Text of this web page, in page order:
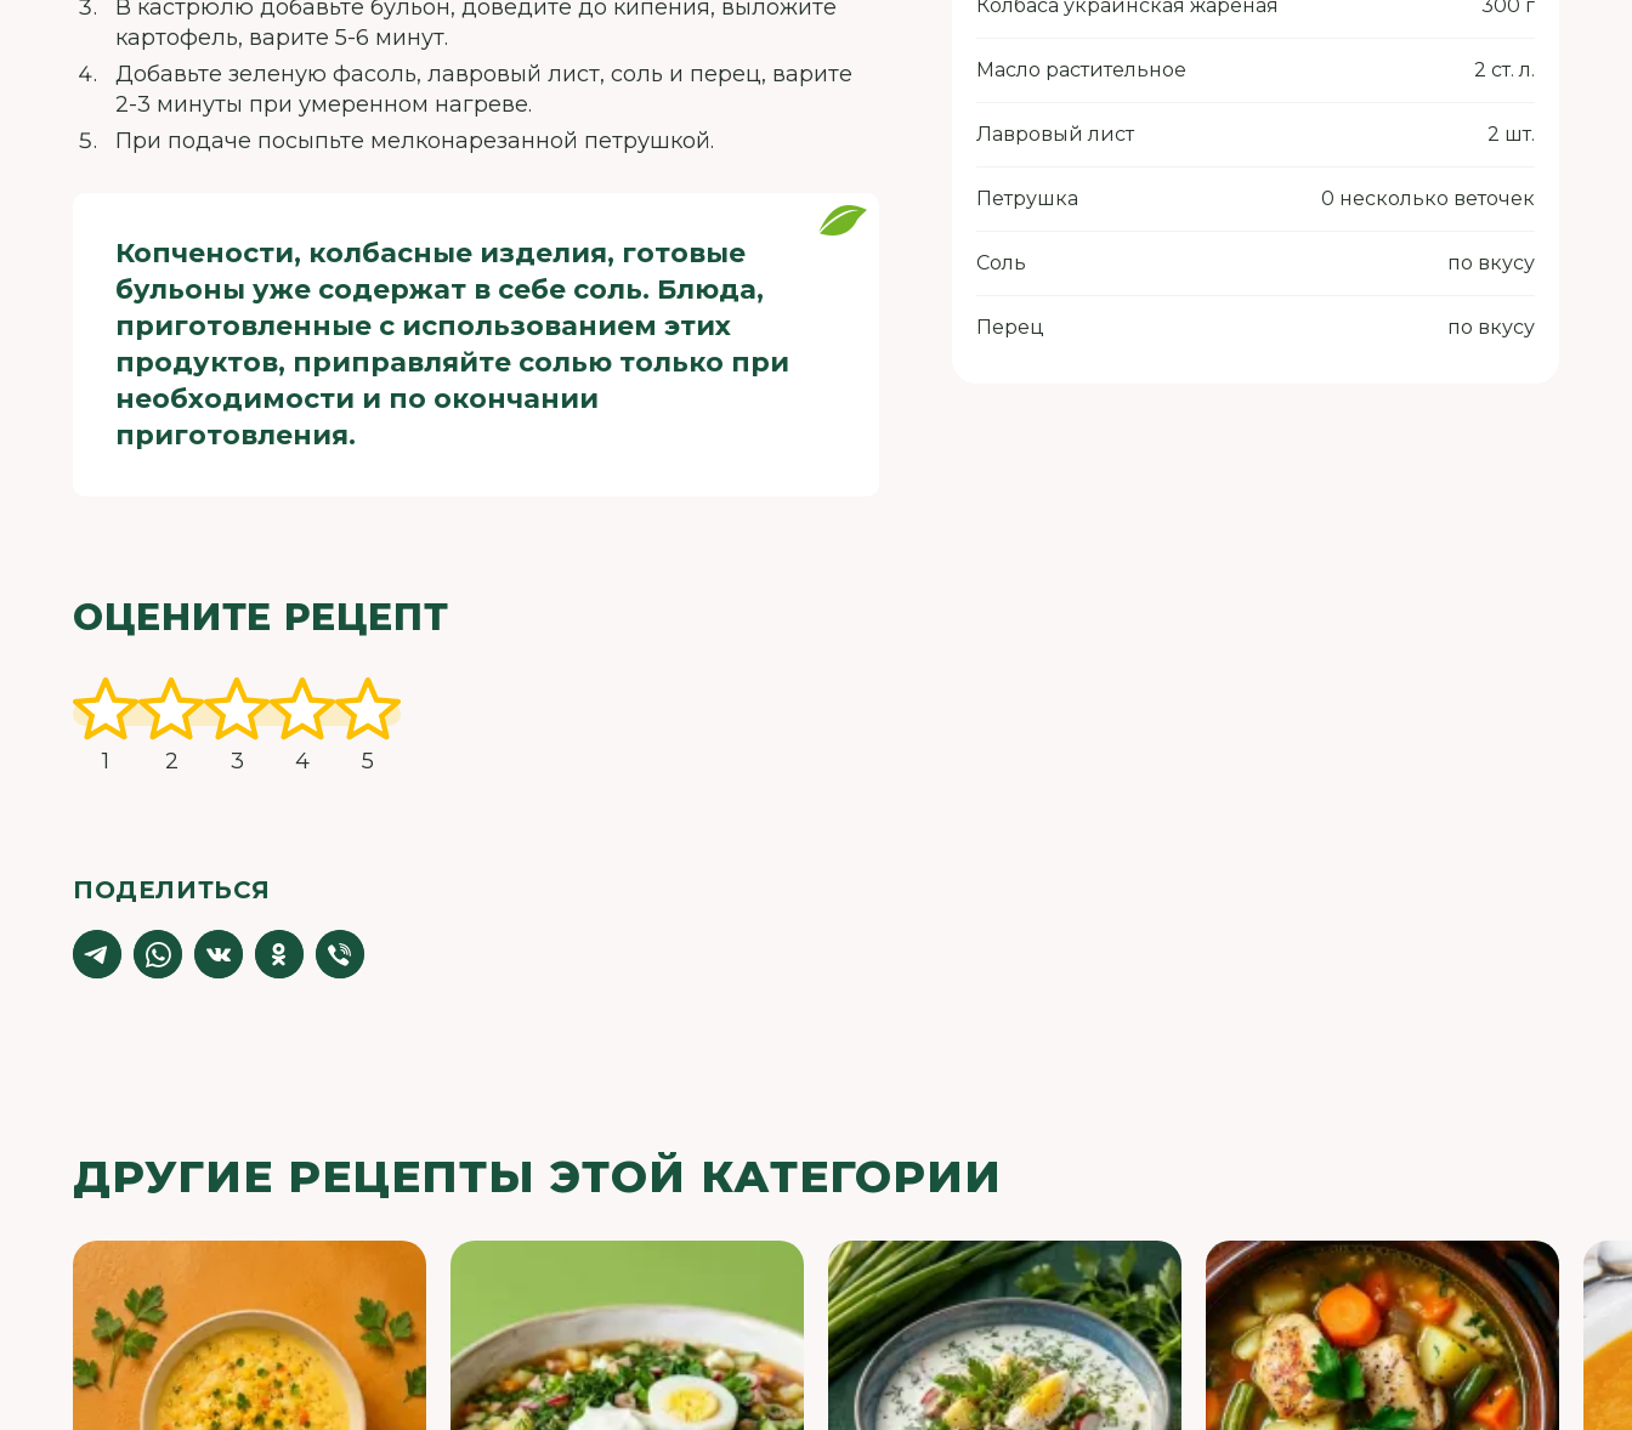
Колбаса украинская жареная 300 г
Масло растительное 2 ст. л.
Лавровый лист 2 шт.
Петрушка 0 несколько веточек
Соль по вкусу
Перец по вкусу
В кастрюлю добавьте бульон, доведите до кипения, выложите
картофель, варите 5-6 минут.
Добавьте зеленую фасоль, лавровый лист, соль и перец, варите
2-3 минуты при умеренном нагреве.
При подаче посыпьте мелконарезанной петрушкой.
Копчености, колбасные изделия, готовые
бульоны уже содержат в себе соль. Блюда,
приготовленные с использованием этих
продуктов, приправляйте солью только при
необходимости и по окончании
приготовления.
ОЦЕНИТЕ РЕЦЕПТ
1 2 3 4 5
ПОДЕЛИТЬСЯ
ДРУГИЕ РЕЦЕПТЫ ЭТОЙ КАТЕГОРИИ